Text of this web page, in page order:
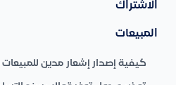
الاشتراك
المبيعات
كيفية إصدار إشعار مدين